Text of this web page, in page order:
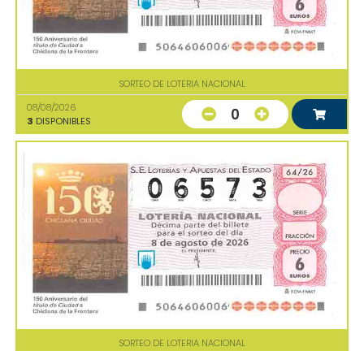
SORTEO DE LOTERIA NACIONAL
08/08/2026
3 DISPONIBLES 0
SORTEO DE LOTERIA NACIONAL